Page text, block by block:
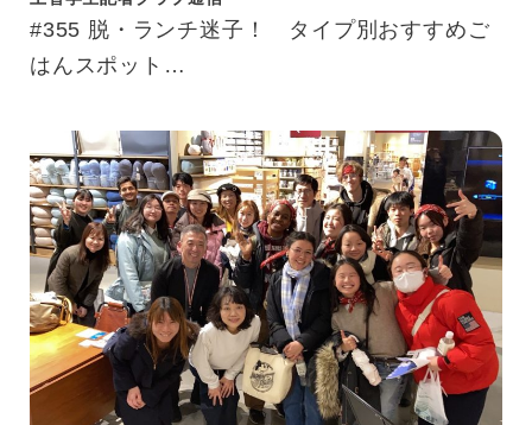
#355 脱・ランチ迷子！ タイプ別おすすめご
はんスポット